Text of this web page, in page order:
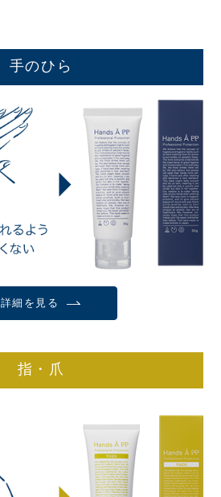
手のひら
詳細を見る
指・爪